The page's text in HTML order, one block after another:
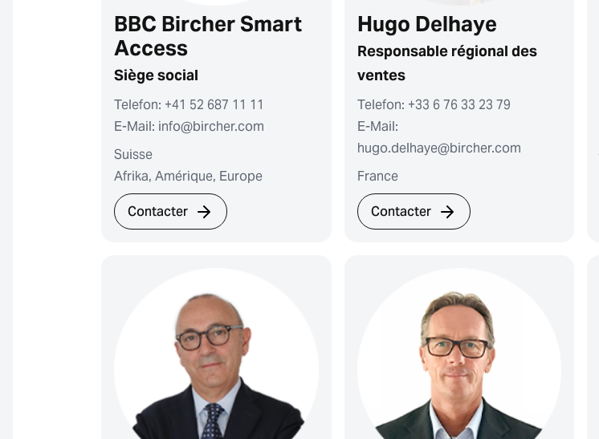
BBC Bircher Smart
Access
Siège social
Telefon: +41 52 687 11 11
E-Mail: info@bircher.com
Suisse
Afrika, Amérique, Europe
Contacter
Hugo Delhaye
Responsable régional des
ventes
Telefon: +33 6 76 33 23 79
E-Mail:
hugo.delhaye@bircher.com
France
Contacter